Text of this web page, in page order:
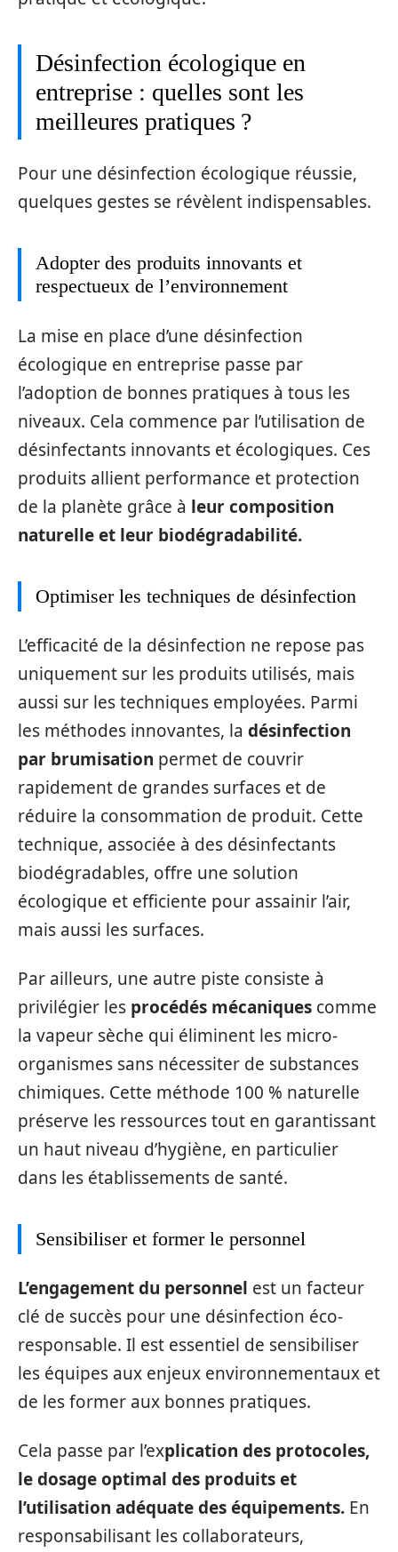
Désinfection écologique en
entreprise : quelles sont les
meilleures pratiques ?
Pour une désinfection écologique réussie,
quelques gestes se révèlent indispensables.
Adopter des produits innovants et
respectueux de l’environnement
La mise en place d’une désinfection
écologique en entreprise passe par
l’adoption de bonnes pratiques à tous les
niveaux. Cela commence par l’utilisation de
désinfectants innovants et écologiques. Ces
produits allient performance et protection
de la planète grâce à leur composition
naturelle et leur biodégradabilité.
Optimiser les techniques de désinfection
L’efficacité de la désinfection ne repose pas
uniquement sur les produits utilisés, mais
aussi sur les techniques employées. Parmi
les méthodes innovantes, la désinfection
par brumisation permet de couvrir
rapidement de grandes surfaces et de
réduire la consommation de produit. Cette
technique, associée à des désinfectants
biodégradables, offre une solution
écologique et efficiente pour assainir l’air,
mais aussi les surfaces.
Par ailleurs, une autre piste consiste à
privilégier les procédés mécaniques comme
la vapeur sèche qui éliminent les micro-
organismes sans nécessiter de substances
chimiques. Cette méthode 100 % naturelle
préserve les ressources tout en garantissant
un haut niveau d’hygiène, en particulier
dans les établissements de santé.
Sensibiliser et former le personnel
L’engagement du personnel est un facteur
clé de succès pour une désinfection éco-
responsable. Il est essentiel de sensibiliser
les équipes aux enjeux environnementaux et
de les former aux bonnes pratiques.
Cela passe par l’explication des protocoles,
le dosage optimal des produits et
l’utilisation adéquate des équipements. En
responsabilisant les collaborateurs,